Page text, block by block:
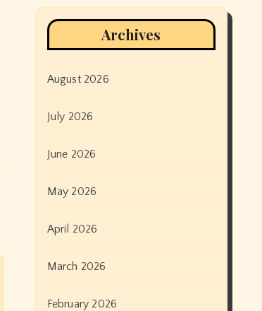
Archives
August 2026
July 2026
June 2026
May 2026
April 2026
March 2026
February 2026